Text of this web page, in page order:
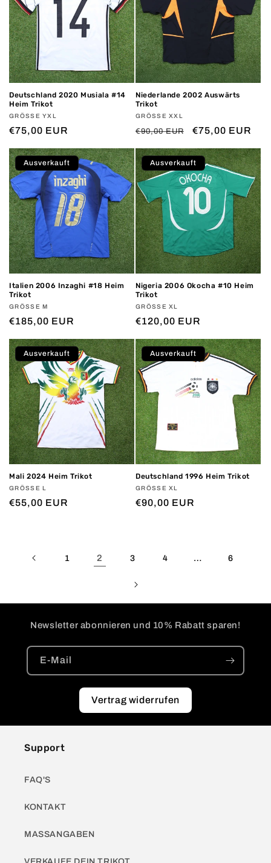
Deutschland 2020 Musiala #14
Heim Trikot
Anbieter:
GRÖSSE YXL
Normaler
€75,00 EUR
Niederlande 2002 Auswärts
Trikot
Anbieter:
GRÖSSE XXL
Normaler
€90,00 EUR Verkaufspreis
€75,00 EUR
Ausverkauft
Italien 2006 Inzaghi #18 Heim
Trikot
Anbieter:
GRÖSSE M
Normaler
€185,00 EUR
Ausverkauft
Nigeria 2006 Okocha #10 Heim
Trikot
Anbieter:
GRÖSSE XL
Normaler
€120,00 EUR
Ausverkauft
Mali 2024 Heim Trikot
Anbieter:
GRÖSSE L
Normaler
€55,00 EUR
Ausverkauft
Deutschland 1996 Heim Trikot
Anbieter:
GRÖSSE XL
Normaler
€90,00 EUR
1 2 3 4 … 6
Newsletter abonnieren und 10% Rabatt sparen!
E-Mail
Vertrag widerrufen
Support
FAQ'S
KONTAKT
MASSANGABEN